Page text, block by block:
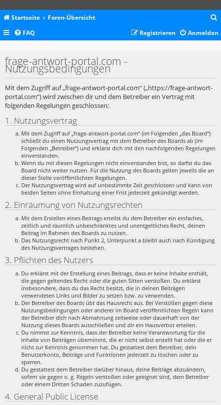
Startseite Foren-Übersicht
c
FAQ Anmelden
Registrieren
frage-antwort-portal.com -
Nutzungsbedingungen
Mit dem Zugriff auf „frage-antwort-portal.com“ („https://frage-antwort-
portal.com“) wird zwischen dir und dem Betreiber ein Vertrag mit
folgenden Regelungen geschlossen:
1. Nutzungsvertrag
Mit dem Zugriff auf „frage-antwort-portal.com“ (im Folgenden „das Board“)
schließt du einen Nutzungsvertrag mit dem Betreiber des Boards ab (im
Folgenden „Betreiber“) und erklärst dich mit den nachfolgenden Regelungen
einverstanden.
Wenn du mit diesen Regelungen nicht einverstanden bist, so darfst du das
Board nicht weiter nutzen. Für die Nutzung des Boards gelten jeweils die an
dieser Stelle veröffentlichten Regelungen.
Der Nutzungsvertrag wird auf unbestimmte Zeit geschlossen und kann von
beiden Seiten ohne Einhaltung einer Frist jederzeit gekündigt werden.
2. Einräumung von Nutzungsrechten
Mit dem Erstellen eines Beitrags erteilst du dem Betreiber ein einfaches,
zeitlich und räumlich unbeschränktes und unentgeltliches Recht, deinen
Beitrag im Rahmen des Boards zu nutzen.
Das Nutzungsrecht nach Punkt 2, Unterpunkt a bleibt auch nach Kündigung
des Nutzungsvertrages bestehen.
3. Pflichten des Nutzers
Du erklärst mit der Erstellung eines Beitrags, dass er keine Inhalte enthält,
die gegen geltendes Recht oder die guten Sitten verstoßen. Du erklärst
insbesondere, dass du das Recht besitzt, die in deinen Beiträgen
verwendeten Links und Bilder zu setzen bzw. zu verwenden.
Der Betreiber des Boards übt das Hausrecht aus. Bei Verstößen gegen diese
Nutzungsbedingungen oder anderer im Board veröffentlichten Regeln kann
der Betreiber dich nach Abmahnung zeitweise oder dauerhaft von der
Nutzung dieses Boards ausschließen und dir ein Hausverbot erteilen.
Du nimmst zur Kenntnis, dass der Betreiber keine Verantwortung für die
Inhalte von Beiträgen übernimmt, die er nicht selbst erstellt hat oder die er
nicht zur Kenntnis genommen hat. Du gestattest dem Betreiber, dein
Benutzerkonto, Beiträge und Funktionen jederzeit zu löschen oder zu
sperren.
Du gestattest dem Betreiber darüber hinaus, deine Beiträge abzuändern,
sofern sie gegen o. g. Regeln verstoßen oder geeignet sind, dem Betreiber
oder einem Dritten Schaden zuzufügen.
4. General Public License